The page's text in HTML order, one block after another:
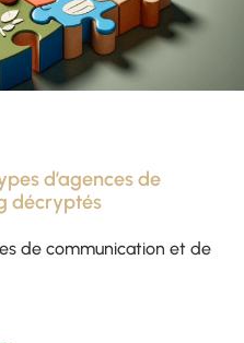
d’agences de
décryptés
de communication et de